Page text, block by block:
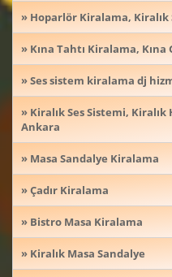
» Hoparlör Kiralama, Kiralık
» Kına Tahtı Kiralama, Kına
» Ses sistem kiralama dj
» Kiralık Ses Sistemi,
Ankara
» Masa Sandalye Kiralama
» Çadır Kiralama
» Bistro Masa Kiralama
» Kiralık Masa Sandalye